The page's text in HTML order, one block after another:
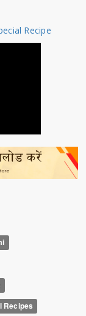
Recipe
Recipes